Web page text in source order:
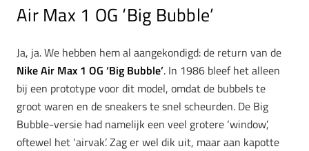
Air Max 1 OG ‘Big Bubble’
Ja, ja. We hebben hem al aangekondigd: de return van de
Nike Air Max 1 OG ‘Big Bubble’. In 1986 bleef het alleen
bij een prototype voor dit model, omdat de bubbels te
groot waren en de sneakers te snel scheurden. De Big
Bubble-versie had namelijk een veel grotere ‘window’,
oftewel het ‘airvak’. Zag er wel dik uit, maar aan kapotte